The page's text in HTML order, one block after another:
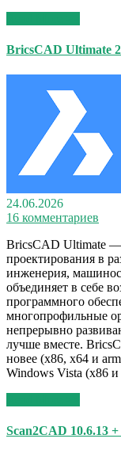
BricsCAD Ultimate
24.06.2026
16 комментариев
BricsCAD Ultimate —
проектирования в
инженерия,
объединяет в себе
программного
многопрофильные
непрерывно
лучше вместе.
новее (x86, x64 и
Windows Vista (x86
Scan2CAD 10.6.13